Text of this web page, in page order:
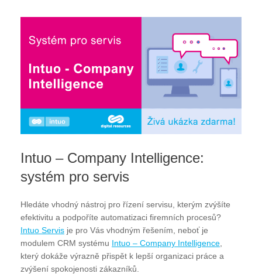
Intuo – Company Intelligence:
systém pro servis
Hledáte vhodný nástroj pro řízení servisu, kterým zvýšíte
efektivitu a podpoříte automatizaci firemních procesů?
Intuo Servis je pro Vás vhodným řešením, neboť je
modulem CRM systému Intuo – Company Intelligence
který dokáže výrazně přispět k lepší organizaci práce a
zvýšení spokojenosti zákazníků.